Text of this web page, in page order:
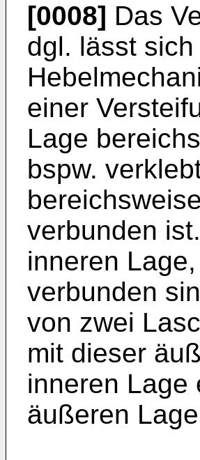
[0008] Das
dgl. lässt
einer
Lage
bspw.
verbunden
inneren
verbunden
von zwei
mit dieser
inneren Lage
äußeren